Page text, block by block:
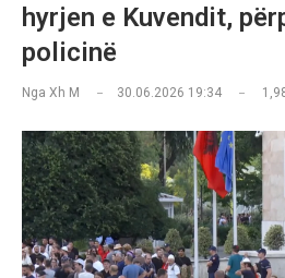
hyrjen e Kuvendit,
policinë
Nga Xh M 30.06.2026 19:34